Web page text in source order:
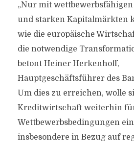
„Nur mit
und starken Kapitalmärkten
wie die europäische
die notwendige
betont Heiner Herkenhoff,
Hauptgeschäftsführer des
Um dies zu erreichen, wolle
Kreditwirtschaft weiterhin
Wettbewerbsbedingungen
insbesondere in Bezug auf